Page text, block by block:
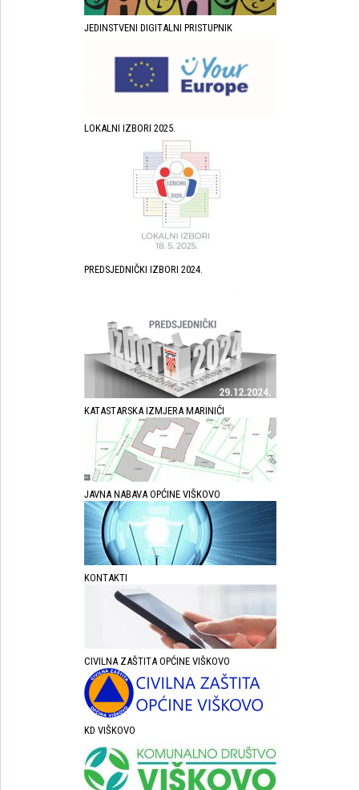
JEDINSTVENI DIGITALNI PRISTUPNIK
LOKALNI IZBORI 2025.
PREDSJEDNIČKI IZBORI 2024.
KATASTARSKA IZMJERA MARINIĆI
JAVNA NABAVA OPĆINE VIŠKOVO
KONTAKTI
CIVILNA ZAŠTITA OPĆINE VIŠKOVO
KD VIŠKOVO